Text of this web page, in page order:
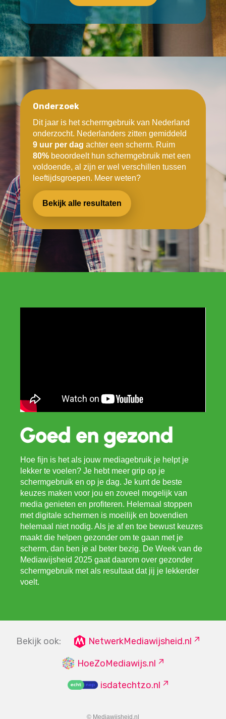
Onderzoek
Dit jaar is het schermgebruik van Nederland
onderzocht. Nederlanders zitten gemiddeld
9 uur per dag achter een scherm. Ruim
80% beoordeelt hun schermgebruik met een
voldoende, al zijn er wel verschillen tussen
leeftijdsgroepen. Meer weten?
Bekijk alle resultaten
Hoe fijn is het als jouw mediagebruik je helpt je
lekker te voelen? Je hebt meer grip op je
schermgebruik en op je dag. Je kunt de beste
keuzes maken voor jou en zoveel mogelijk van
media genieten en profiteren. Helemaal stoppen
met digitale schermen is moeilijk en bovendien
helemaal niet nodig. Als je af en toe bewust keuzes
maakt die helpen gezonder om te gaan met je
scherm, dan ben je al beter bezig. De Week van de
Mediawijsheid 2025 gaat daarom over gezonder
schermgebruik met als resultaat dat jij je lekkerder
voelt.
Bekijk ook:
NetwerkMediawijsheid.nl
HoeZoMediawijs.nl
isdatechtzo.nl
© Mediawijsheid.nl